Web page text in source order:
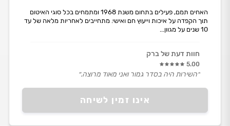
אינו זמין לשיחה
האחים תמם, פעילים בתחום משנת 1968 ומתמחים בכל סוגי האיטום
תוך הקפדה על איכות וייעוץ חם ואישי. מתחייבים לאחריות מלאה של עד
10 שנים על מגוון...
חוות דעת של ברק
5.00
״השירות היה בסדר גמור ואני מאוד מרוצה.״